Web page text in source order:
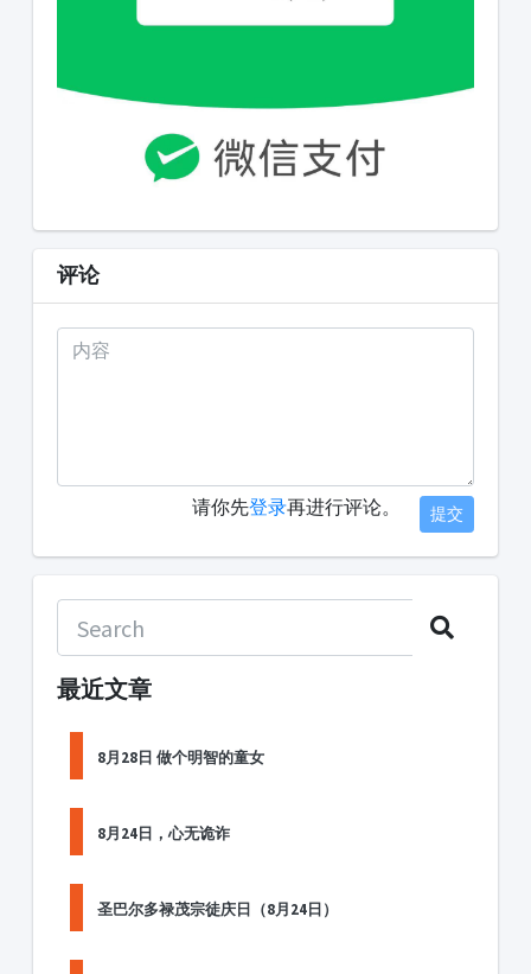
评论
请你先登录再进行评论。 提交
最近文章
8月28日 做个明智的童女
8月24日，心无诡诈
圣巴尔多禄茂宗徒庆日（8月24日）